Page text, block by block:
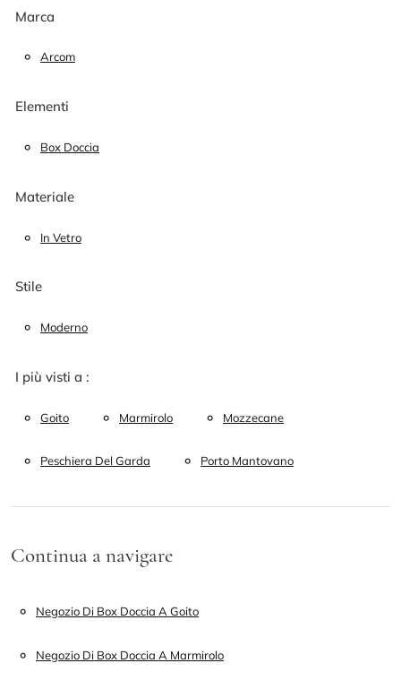
Marca
Arcom
Elementi
Box Doccia
Materiale
In Vetro
Stile
Moderno
I più visti a :
Goito Marmirolo Mozzecane
Peschiera Del Garda Porto Mantovano
Continua a navigare
Negozio Di Box Doccia A Goito
Negozio Di Box Doccia A Marmirolo